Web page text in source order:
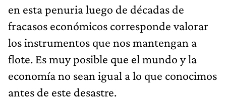
en esta penuria luego de décadas de
fracasos económicos corresponde valorar
los instrumentos que nos mantengan a
flote. Es muy posible que el mundo y la
economía no sean igual a lo que conocimos
antes de este desastre.